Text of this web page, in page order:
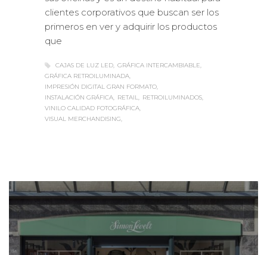
clientes corporativos que buscan ser los
primeros en ver y adquirir los productos
que
CAJAS DE LUZ LED GRÁFICA INTERCAMBIABLE
GRÁFICA RETROILUMINADA
IMPRESIÓN DIGITAL GRAN FORMATO
INSTALACIÓN GRÁFICA
RETAIL
RETROILUMINADOS
VINILO CALIDAD FOTOGRÁFICA
VISUAL MERCHANDISING